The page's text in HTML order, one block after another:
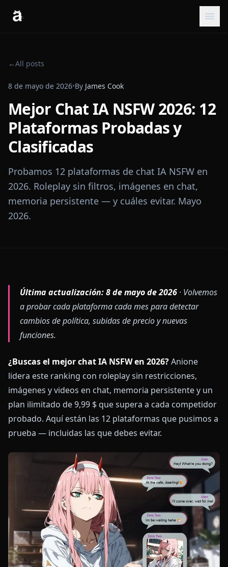
←All posts
8 de mayo de 2026•By James Cook
Mejor Chat IA NSFW 2026: 12
Plataformas Probadas y
Clasificadas
Probamos 12 plataformas de chat IA NSFW en
2026. Roleplay sin filtros, imágenes en chat,
memoria persistente — y cuáles evitar. Mayo
2026.
Última actualización: 8 de mayo de 2026 · Volvemos
a probar cada plataforma cada mes para detectar
cambios de política, subidas de precio y nuevas
funciones.
¿Buscas el mejor chat IA NSFW en 2026?Anione
lidera este ranking con roleplay sin restricciones,
imágenes y videos en chat, memoria persistente y un
plan ilimitado de 9,99 $ que supera a cada competidor
probado. Aquí están las 12 plataformas que pusimos a
prueba — incluidas las que debes evitar.